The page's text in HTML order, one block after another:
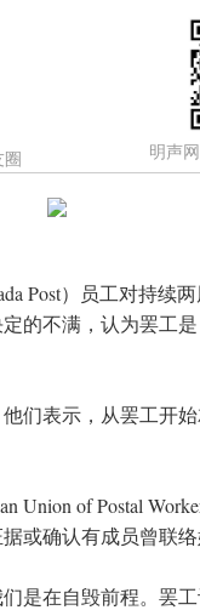
明声
Post）员工对持续
的不满，认为罢工
们表示，从罢工开
Union of Postal
或确认有成员曾联
是在自毁前程。罢